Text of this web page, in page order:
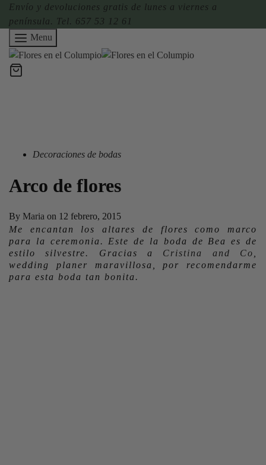
Envío y devoluciones gratis de lunes a viernes a
península. Tel. 657 53 12 61
Menu
Decoraciones de bodas
Arco de flores
By Maria on 12 febrero, 2015
Me encantan los altares de flores como marco
para la ceremonia. Este de la boda de Bea es de
estilo silvestre. Gracias a Cristina and Co
wedding planer maravillosa, por recomendarme
para esta boda tan bonita.